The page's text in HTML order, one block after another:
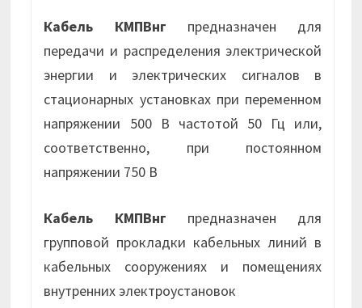
Кабель КМПВнг предназначен для
передачи и распределения электрической
энергии и электрических сигналов в
стационарных установках при переменном
напряжении 500 В частотой 50 Гц или,
соответственно, при постоянном
напряжении 750 В
Кабель КМПВнг предназначен для
групповой прокладки кабельных линий в
кабельных сооружениях и помещениях
внутренних электроустановок